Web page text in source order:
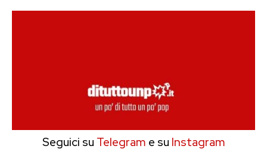
Seguici su Telegram e su Instagram